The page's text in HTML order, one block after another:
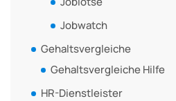
Jobwatch
Gehaltsvergleiche
Gehaltsvergleiche Hilfe
HR-Dienstleister